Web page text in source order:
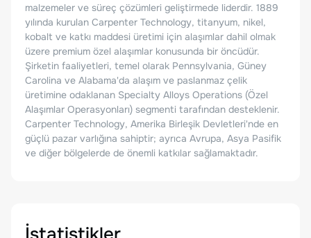
malzemeler ve süreç çözümleri geliştirmede liderdir. 1889
yılında kurulan Carpenter Technology, titanyum, nikel,
kobalt ve katkı maddesi üretimi için alaşımlar dahil olmak
üzere premium özel alaşımlar konusunda bir öncüdür.
Şirketin faaliyetleri, temel olarak Pennsylvania, Güney
Carolina ve Alabama'da alaşım ve paslanmaz çelik
üretimine odaklanan Specialty Alloys Operations (Özel
Alaşımlar Operasyonları) segmenti tarafından desteklenir.
Carpenter Technology, Amerika Birleşik Devletleri'nde en
güçlü pazar varlığına sahiptir; ayrıca Avrupa, Asya Pasifik
ve diğer bölgelerde de önemli katkılar sağlamaktadır.